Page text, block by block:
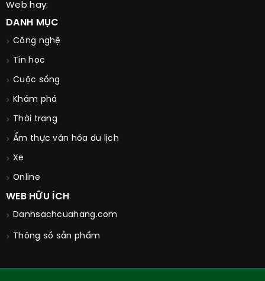
Web hay:
DANH MỤC
Công nghệ
Tin học
Cuộc sống
Khám phá
Thời trang
Ẩm thực văn hóa du lịch
Xe
Online
WEB HỮU ÍCH
Danhsachcuahang.com
Thông số sản phẩm